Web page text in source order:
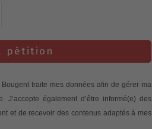
pétition
traite mes données afin de gérer ma
également d’être informé(e) des
et de recevoir des contenus adaptés à mes